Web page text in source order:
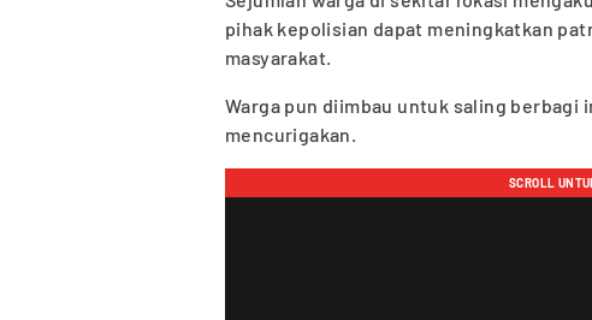
pihak kepolisian dapat meningkatkan
masyarakat.
Warga pun diimbau untuk saling berbagi
mencurigakan.